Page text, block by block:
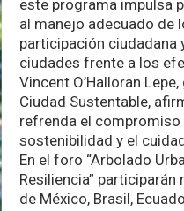
este programa impulsa
al manejo adecuado de
participación ciudadana
ciudades frente a los
Vincent O’Halloran
Ciudad Sustentable,
refrenda el compromiso
sostenibilidad y el
En el foro “Arbolado
Resiliencia”
de México, Brasil,